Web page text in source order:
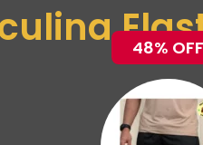
48% OFF